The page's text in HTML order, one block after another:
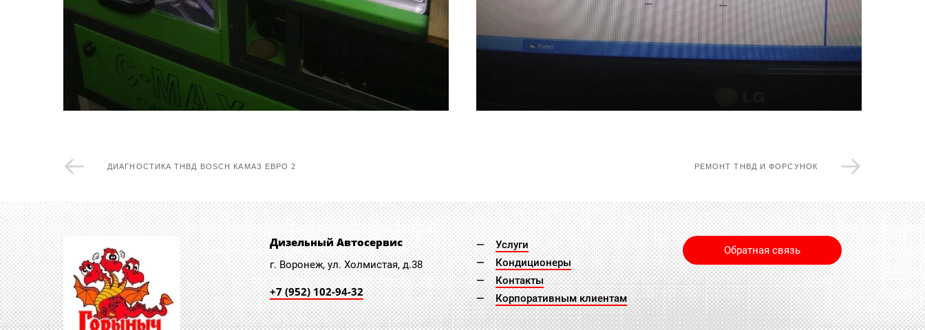
ДИАГНОСТИКА ТНВД BOSCH КАМАЗ ЕВРО 2 РЕМОНТ ТНВД И ФОРСУНОК
Дизельный Автосервис
г. Воронеж, ул. Холмистая, д.38
+7 (952) 102-94-32
Услуги
Кондиционеры
Контакты
Корпоративным клиентам
Обратная связь